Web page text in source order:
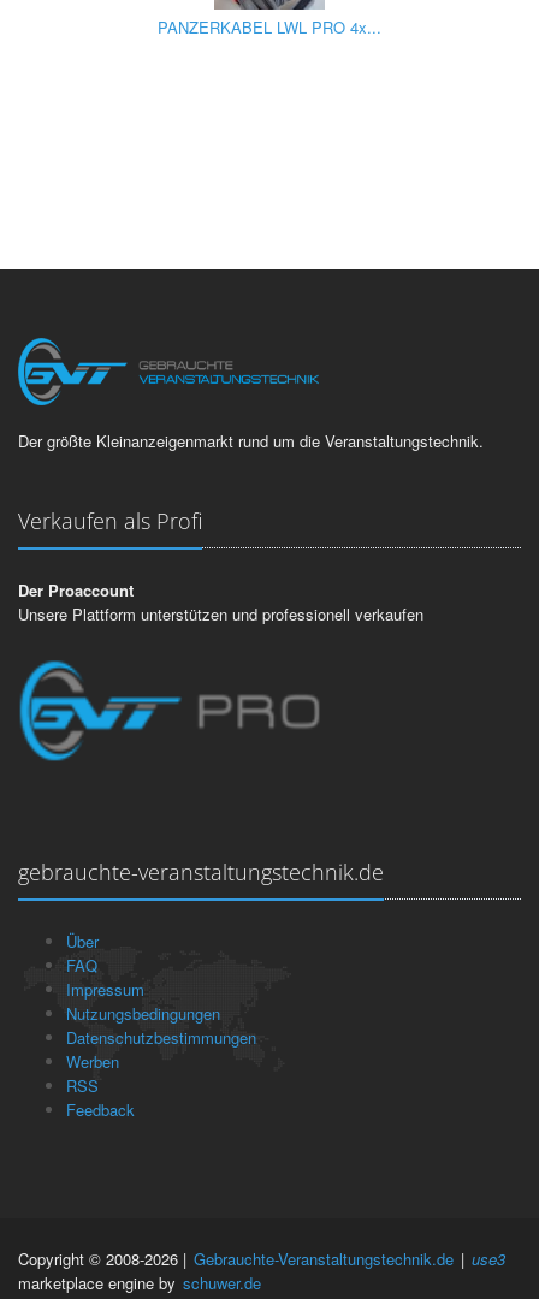
PANZERKABEL LWL PRO 4x...
Der größte Kleinanzeigenmarkt rund um die Veranstaltungstechnik.
Verkaufen als Profi
Der Proaccount
Unsere Plattform unterstützen und professionell verkaufen
gebrauchte-veranstaltungstechnik.de
Über
FAQ
Impressum
Nutzungsbedingungen
Datenschutzbestimmungen
Werben
RSS
Feedback
Copyright © 2008-2026 | Gebrauchte-Veranstaltungstechnik.de | use3
marketplace engine by schuwer.de